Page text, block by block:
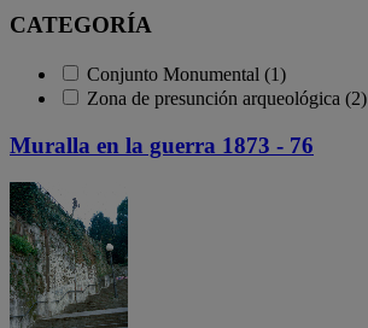
CATEGORÍA
Conjunto Monumental (1)
Zona de presunción arqueológica (2)
Muralla en la guerra 1873 - 76